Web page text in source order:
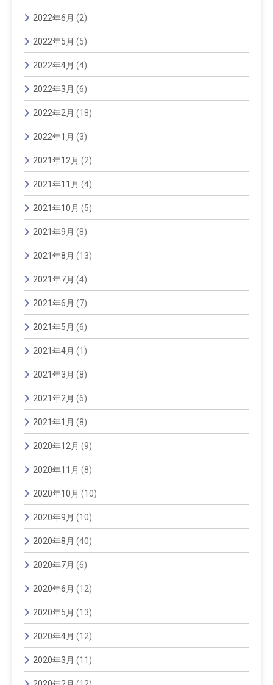
2022年6月 (2)
2022年5月 (5)
2022年4月 (4)
2022年3月 (6)
2022年2月 (18)
2022年1月 (3)
2021年12月 (2)
2021年11月 (4)
2021年10月 (5)
2021年9月 (8)
2021年8月 (13)
2021年7月 (4)
2021年6月 (7)
2021年5月 (6)
2021年4月 (1)
2021年3月 (8)
2021年2月 (6)
2021年1月 (8)
2020年12月 (9)
2020年11月 (8)
2020年10月 (10)
2020年9月 (10)
2020年8月 (40)
2020年7月 (6)
2020年6月 (12)
2020年5月 (13)
2020年4月 (12)
2020年3月 (11)